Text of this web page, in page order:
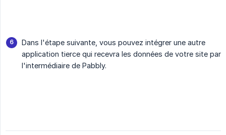
Dans l'étape suivante, vous pouvez intégrer une autre
application tierce qui recevra les données de votre site par
l'intermédiaire de Pabbly.